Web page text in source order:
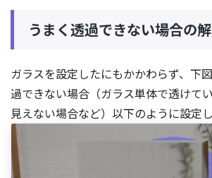
うまく透過できない場合の
ガラスを設定したにもかかわらず、下
過できない場合（ガラス単体で透けて
見えない場合など）以下のように設定し